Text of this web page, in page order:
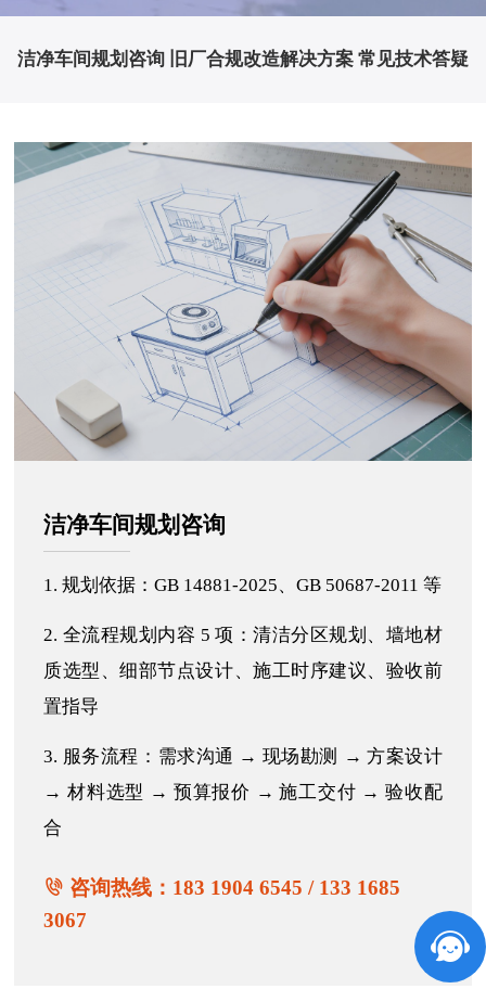
洁净车间规划咨询 旧厂合规改造解决方案 常见技术答疑
洁净车间规划咨询
1. 规划依据：GB 14881-2025、GB 50687-2011 等
2. 全流程规划内容 5 项：清洁分区规划、墙地材
质选型、细部节点设计、施工时序建议、验收前
置指导
3. 服务流程：需求沟通 → 现场勘测 → 方案设计
→ 材料选型 → 预算报价 → 施工交付 → 验收配
合
咨询热线：183 1904 6545 / 133 1685
3067